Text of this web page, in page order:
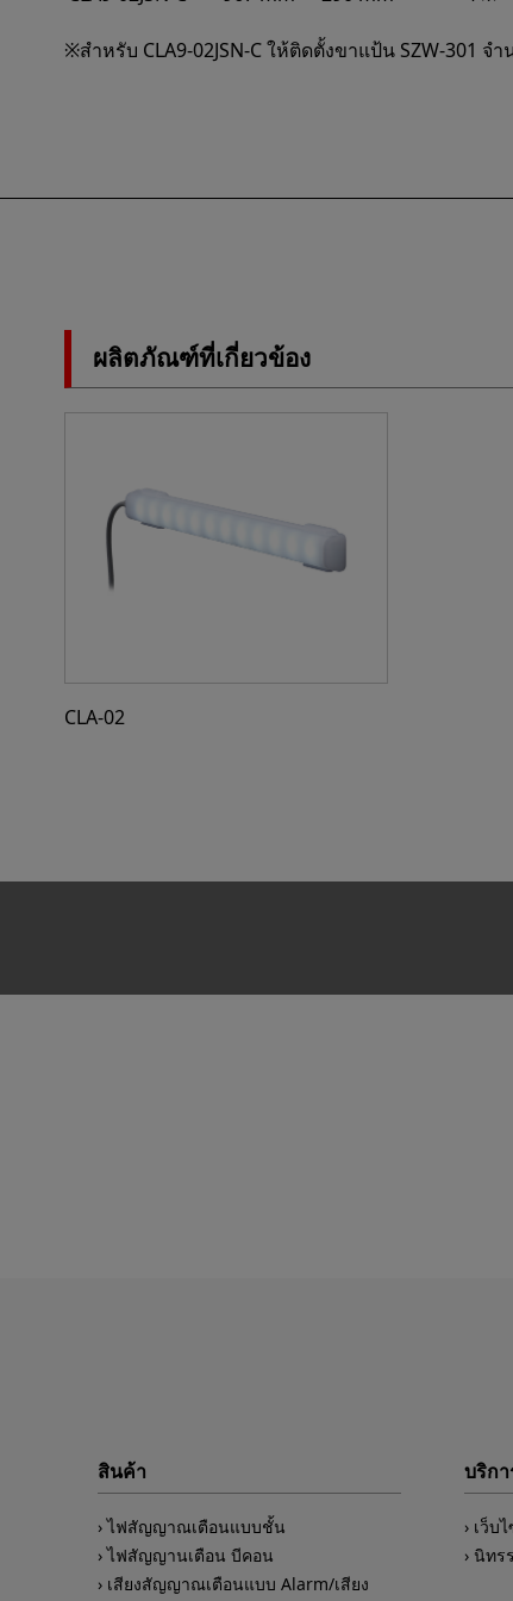
※สำหรับ CLA9-02JSN-C ให้ติดตั้งขาแป้น SZW-301
ผลิตภัณฑ์ที่เกี่ยวข้อง
CLA-02
สินค้า
ไฟสัญญาณเตือนแบบชั้น
ไฟสัญญานเตือน บีคอน
เสียงสัญญาณเตือนแบบ Alarm/เสียง
บริก
เว็บ
นิทร